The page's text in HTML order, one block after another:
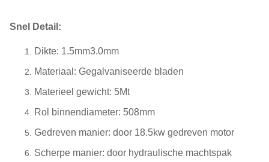
Snel Detail:
Dikte: 1.5mm3.0mm
Materiaal: Gegalvaniseerde bladen
Materieel gewicht: 5Mt
Rol binnendiameter: 508mm
Gedreven manier: door 18.5kw gedreven motor
Scherpe manier: door hydraulische machtspak